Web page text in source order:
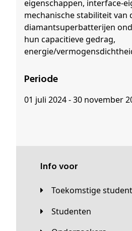
eigenschappen, interface-
mechanische stabiliteit van
diamantsuperbatterijen
hun capacitieve gedrag,
energie/
Periode
01 juli 2024 - 30 november
Info voor
Toekomstige
Studenten